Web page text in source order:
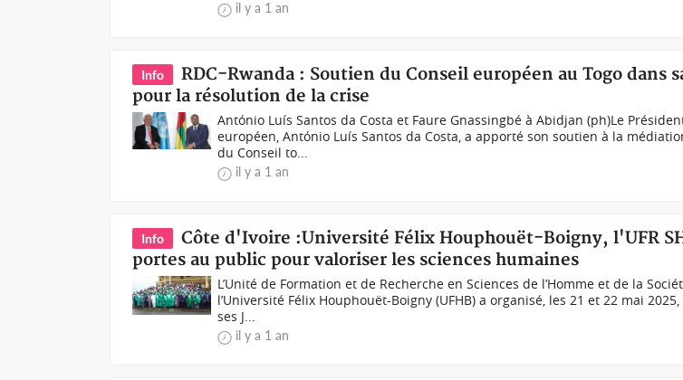
il y a 1 an
Info
RDC-Rwanda : Soutien du Conseil européen au Togo dans
pour la résolution de la crise
António Luís Santos da Costa et Faure Gnassingbé à Abidjan (ph)Le
européen, António Luís Santos da Costa, a apporté son soutien à la
du Conseil to...
il y a 1 an
Info
Côte d'Ivoire :Université Félix Houphouët-Boigny, l'UFR
portes au public pour valoriser les sciences humaines
L’Unité de Formation et de Recherche en Sciences de l’Homme et de la
l’Université Félix Houphouët-Boigny (UFHB) a organisé, les 21 et 22 mai
ses J...
il y a 1 an